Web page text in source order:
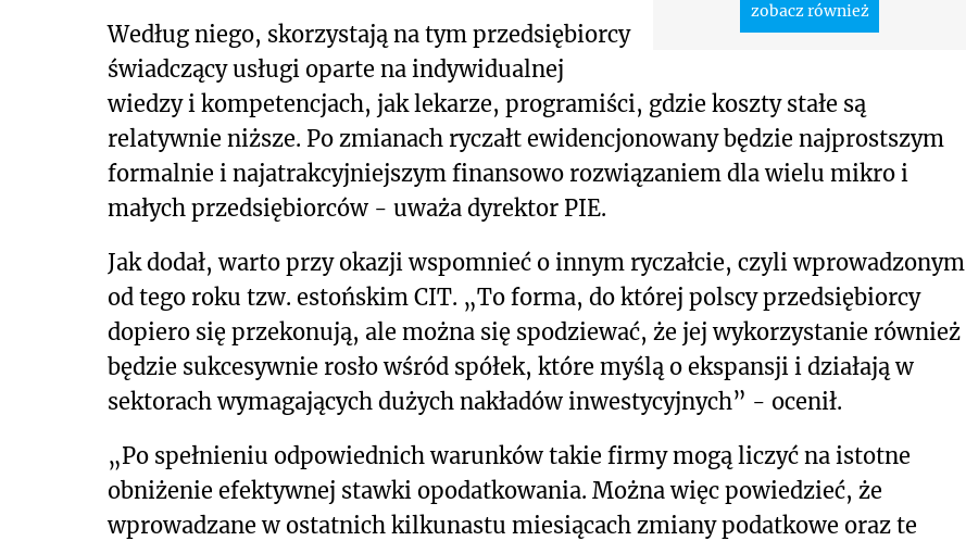
zobacz również
Według niego, skorzystają na tym przedsiębiorcy
świadczący usługi oparte na indywidualnej
wiedzy i kompetencjach, jak lekarze, programiści, gdzie koszty stałe są
relatywnie niższe. Po zmianach ryczałt ewidencjonowany będzie najprostszym
formalnie i najatrakcyjniejszym finansowo rozwiązaniem dla wielu mikro i
małych przedsiębiorców - uważa dyrektor PIE.
Jak dodał, warto przy okazji wspomnieć o innym ryczałcie, czyli wprowadzonym
od tego roku tzw. estońskim CIT. „To forma, do której polscy przedsiębiorcy
dopiero się przekonują, ale można się spodziewać, że jej wykorzystanie również
będzie sukcesywnie rosło wśród spółek, które myślą o ekspansji i działają w
sektorach wymagających dużych nakładów inwestycyjnych” - ocenił.
„Po spełnieniu odpowiednich warunków takie firmy mogą liczyć na istotne
obniżenie efektywnej stawki opodatkowania. Można więc powiedzieć, że
wprowadzane w ostatnich kilkunastu miesiącach zmiany podatkowe oraz te